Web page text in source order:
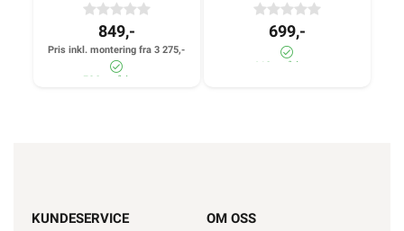
849,-
Pris inkl. montering fra 3 275,-
590+ på lager
699,-
460+ på lager
KUNDESERVICE OM OSS